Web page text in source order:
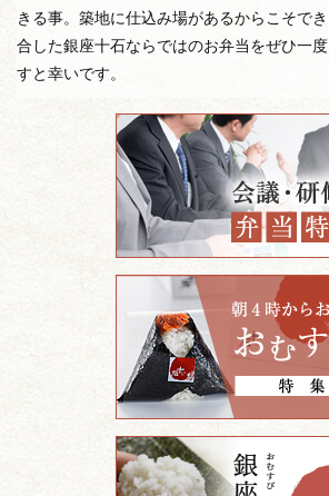
きる事。築地に仕込み場があるからこそで
合した銀座十石ならではのお弁当をぜひ一
すと幸いです。